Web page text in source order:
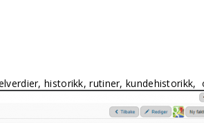
historikk, rutiner,